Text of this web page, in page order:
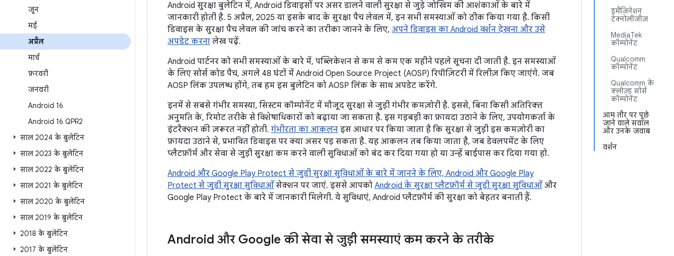
जून
मई
अप्रैल
मार्च
फ़रवरी
जनवरी
Android 16
Android 16 QPR2
साल 2024 के बुलेटिन
साल 2023 के बुलेटिन
साल 2022 के बुलेटिन
साल 2021 के बुलेटिन
साल 2020 के बुलेटिन
साल 2019 के बुलेटिन
2018 के बुलेटिन
2017 के बुलेटिन
इमैजिनेशन
टेक्नोलॉजीज़
MediaTek
कॉम्पोनेंट
Qualcomm
कॉम्पोनेंट
Qualcomm के
क्लोज़्ड सोर्स
कॉम्पोनेंट
आम तौर पर पूछे
जाने वाले सवाल
और उनके जवाब
वर्शन
Android सुरक्षा बुलेटिन में, Android डिवाइसों पर असर डालने वाली सुरक्षा से जुड़े जोखिम की आशंकाओं के बारे में
जानकारी होती है. 5 अप्रैल, 2025 या इसके बाद के सुरक्षा पैच लेवल में, इन सभी समस्याओं को ठीक किया गया है. किसी
डिवाइस के सुरक्षा पैच लेवल की जांच करने का तरीका जानने के लिए, अपने डिवाइस का Android वर्शन देखना और उसे
अपडेट करना लेख पढ़ें.
Android पार्टनर को सभी समस्याओं के बारे में, पब्लिकेशन से कम से कम एक महीने पहले सूचना दी जाती है. इन समस्याओं
के लिए सोर्स कोड पैच, अगले 48 घंटों में Android Open Source Project (AOSP) रिपॉज़िटरी में रिलीज़ किए जाएंगे. जब
AOSP लिंक उपलब्ध होंगे, तब हम इस बुलेटिन को AOSP लिंक के साथ अपडेट करेंगे.
इनमें से सबसे गंभीर समस्या, सिस्टम कॉम्पोनेंट में मौजूद सुरक्षा से जुड़ी गंभीर कमज़ोरी है. इससे, बिना किसी अतिरिक्त
अनुमति के, रिमोट तरीके से विशेषाधिकारों को बढ़ाया जा सकता है. इस गड़बड़ी का फ़ायदा उठाने के लिए, उपयोगकर्ता के
इंटरैक्शन की ज़रूरत नहीं होती. गंभीरता का आकलन इस आधार पर किया जाता है कि सुरक्षा से जुड़ी इस कमज़ोरी का
फ़ायदा उठाने से, प्रभावित डिवाइस पर क्या असर पड़ सकता है. यह आकलन तब किया जाता है, जब डेवलपमेंट के लिए
प्लैटफ़ॉर्म और सेवा से जुड़ी सुरक्षा कम करने वाली सुविधाओं को बंद कर दिया गया हो या उन्हें बाईपास कर दिया गया हो.
Android और Google Play Protect से जुड़ी सुरक्षा सुविधाओं के बारे में जानने के लिए, Android और Google Play
Protect से जुड़ी सुरक्षा सुविधाओं सेक्शन पर जाएं. इससे आपको Android के सुरक्षा प्लैटफ़ॉर्म से जुड़ी सुरक्षा सुविधाओं और
Google Play Protect के बारे में जानकारी मिलेगी. ये सुविधाएं, Android प्लैटफ़ॉर्म की सुरक्षा को बेहतर बनाती हैं.
Android और Google की सेवा से जुड़ी समस्याएं कम करने के तरीके